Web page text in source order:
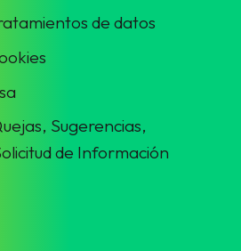
de datos
Sugerencias,
de Información